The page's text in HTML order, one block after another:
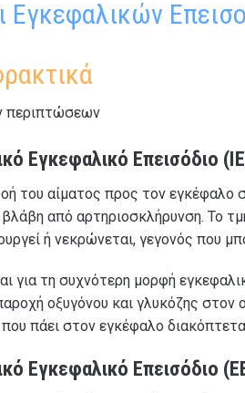
Εγκεφαλικών
περιπτώσεων
Εγκεφαλικό Επεισόδιο
του αίματος προς τον εγκέφαλο
από αρτηριοσκλήρυνση. Το
ή νεκρώνεται, γεγονός που
για τη συχνότερη μορφή
οξυγόνου και γλυκόζης στον
πάει στον εγκέφαλο
Εγκεφαλικό Επεισόδιο